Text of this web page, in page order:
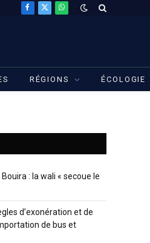
Facebook
X
WhatsApp
RÉGIONS ÉCOLOGIE
: la wali « secoue le
d’exonération et de
de bus et